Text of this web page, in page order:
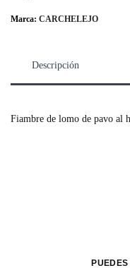
Marca: CARCHELEJO
Descripción
Fiambre de lomo de pavo al